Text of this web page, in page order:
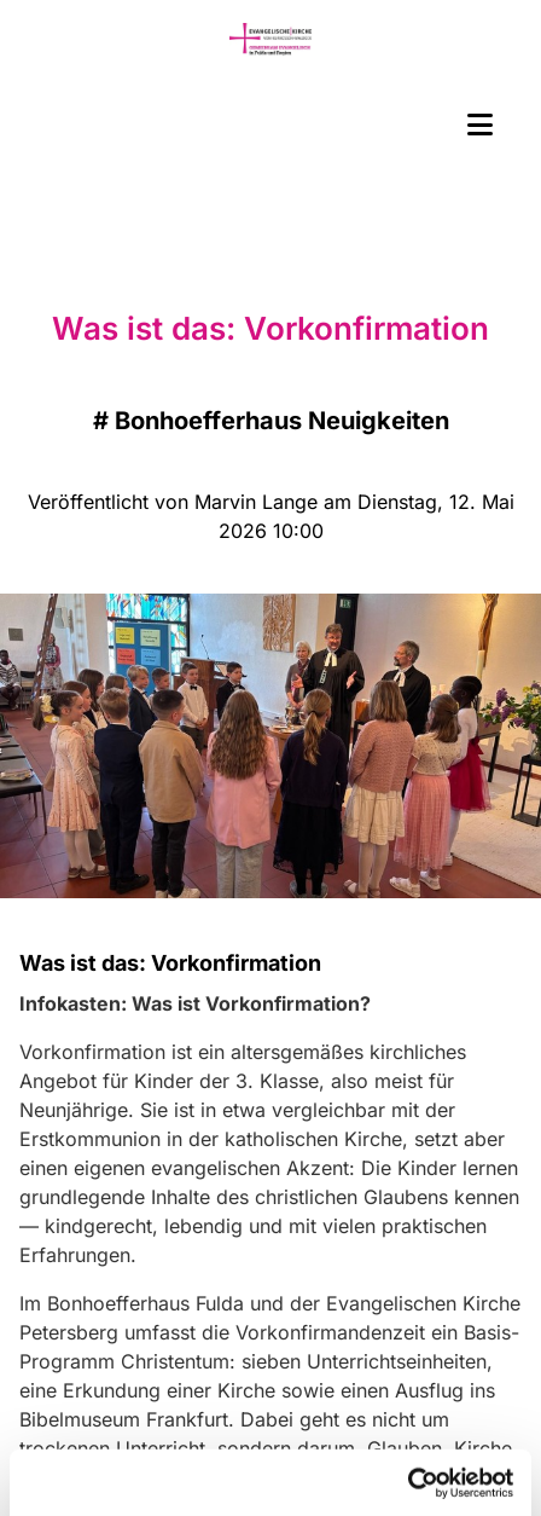
Was ist das: Vorkonfirmation
# Bonhoefferhaus Neuigkeiten
Veröffentlicht von Marvin Lange am Dienstag, 12. Mai
2026 10:00
Was ist das: Vorkonfirmation
Infokasten: Was ist Vorkonfirmation?
Vorkonfirmation ist ein altersgemäßes kirchliches
Angebot für Kinder der 3. Klasse, also meist für
Neunjährige. Sie ist in etwa vergleichbar mit der
Erstkommunion in der katholischen Kirche, setzt aber
einen eigenen evangelischen Akzent: Die Kinder lernen
grundlegende Inhalte des christlichen Glaubens kennen
— kindgerecht, lebendig und mit vielen praktischen
Erfahrungen.
Im Bonhoefferhaus Fulda und der Evangelischen Kirche
Petersberg umfasst die Vorkonfirmandenzeit ein Basis-
Programm Christentum: sieben Unterrichtseinheiten,
eine Erkundung einer Kirche sowie einen Ausflug ins
Bibelmuseum Frankfurt. Dabei geht es nicht um
trockenen Unterricht, sondern darum, Glauben, Kirche,
Bibel, Taufe, Abendmahl, Gebet, Segen und